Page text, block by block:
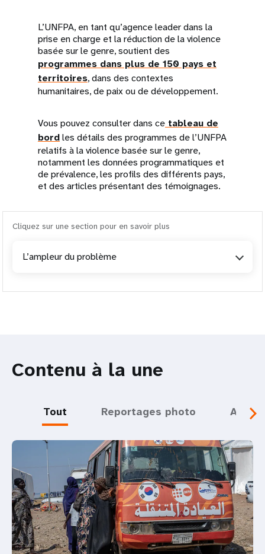
L’UNFPA, en tant qu’agence leader dans la
prise en charge et la réduction de la violence
basée sur le genre, soutient des
programmes dans plus de 150 pays et
territoires, dans des contextes
humanitaires, de paix ou de développement.
Vous pouvez consulter dans ce tableau de
bordles détails des programmes de l’UNFPA
relatifs à la violence basée sur le genre,
notamment les données programmatiques et
de prévalence, les profils des différents pays,
et des articles présentant des témoignages.
Cliquez sur une section pour en savoir plus
L’ampleur du problème
Contenu à la une
Tout Reportages photo